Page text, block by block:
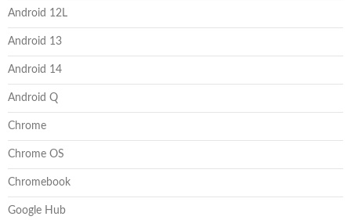
Android 12L
Android 13
Android 14
Android Q
Chrome
Chrome OS
Chromebook
Google Hub